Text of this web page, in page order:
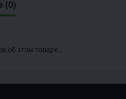
(0)
об этом товаре.